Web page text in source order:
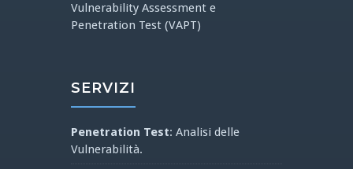
Vulnerability Assessment e
Penetration Test (VAPT)
SERVIZI
Penetration Test: Analisi delle
Vulnerabilità.